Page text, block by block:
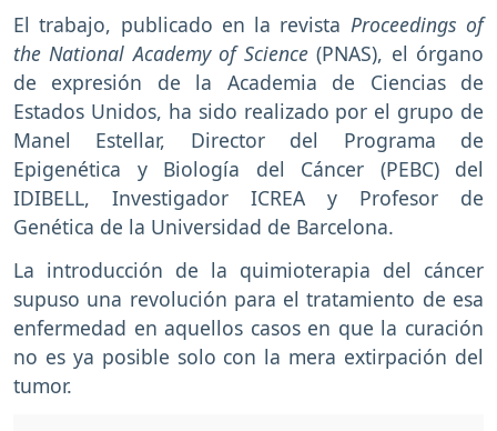
El trabajo, publicado en la revista Proceedings of
the National Academy of Science (PNAS), el órgano
de expresión de la Academia de Ciencias de
Estados Unidos, ha sido realizado por el grupo de
Manel Estellar, Director del Programa de
Epigenética y Biología del Cáncer (PEBC) del
IDIBELL, Investigador ICREA y Profesor de
Genética de la Universidad de Barcelona.
La introducción de la quimioterapia del cáncer
supuso una revolución para el tratamiento de esa
enfermedad en aquellos casos en que la curación
no es ya posible solo con la mera extirpación del
tumor.